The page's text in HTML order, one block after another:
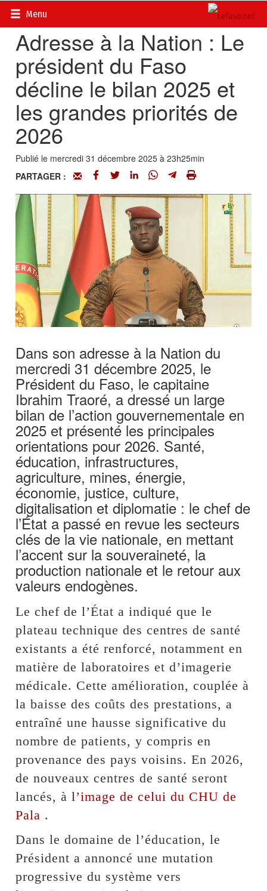
Menu
Accueil>
Adresse à la Nation : Le
président du Faso
décline le bilan 2025 et
les grandes priorités de
2026
Publié le mercredi 31 décembre 2025 à 23h25min
PARTAGER :
Dans son adresse à la Nation du
mercredi 31 décembre 2025, le
Président du Faso, le capitaine
Ibrahim Traoré, a dressé un large
bilan de l’action gouvernementale en
2025 et présenté les principales
orientations pour 2026. Santé,
éducation, infrastructures,
agriculture, mines, énergie,
économie, justice, culture,
digitalisation et diplomatie : le chef de
l’État a passé en revue les secteurs
clés de la vie nationale, en mettant
l’accent sur la souveraineté, la
production nationale et le retour aux
valeurs endogènes.
Le chef de l’État a indiqué que le
plateau technique des centres de santé
existants a été renforcé, notamment en
matière de laboratoires et d’imagerie
médicale. Cette amélioration, couplée à
la baisse des coûts des prestations, a
entraîné une hausse significative du
nombre de patients, y compris en
provenance des pays voisins. En 2026,
de nouveaux centres de santé seront
lancés, àl’image de celui du CHU de
Pala .
Dans le domaine de l’éducation, le
Président a annoncé une mutation
progressive du système vers